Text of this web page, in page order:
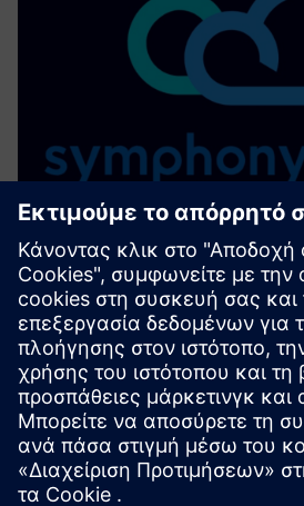
SYMPHONY CLOUD -
Intercom System
Το πρώτο σύστημα Intercom που
κόσμο που βασίζεται στην αρχή
Design» - σηματοδοτεί την αρχή
επικοινωνία ασφαλείας
Μάθετε περισσότερα